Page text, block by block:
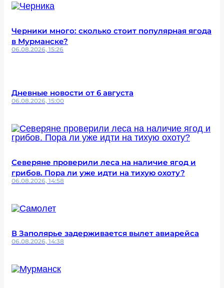
Черники много: сколько стоит популярная ягода
в Мурманске?
06.08.2026, 15:26
Дневные новости от 6 августа
06.08.2026, 15:00
Северяне проверили леса на наличие ягод и
грибов. Пора ли уже идти на тихую охоту?
06.08.2026, 14:58
В Заполярье задерживается вылет авиарейса
06.08.2026, 14:38